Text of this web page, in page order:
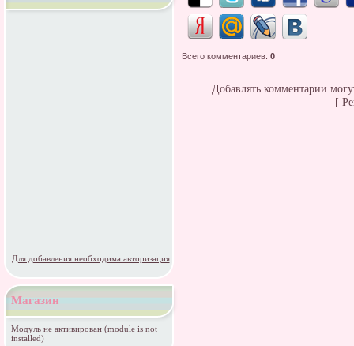
Всего комментариев: 0
Добавлять комментарии
[
Для добавления необходима авторизация
Магазин
Модуль не активирован (module is not
installed)